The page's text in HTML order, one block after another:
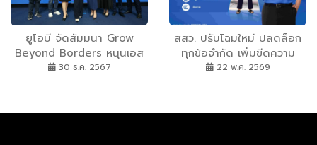
ยูโอบี จัดสัมมนา Grow
Beyond Borders หนุนเอส
เอ็มอีขยายตลาดอาเซียน
30 ธ.ค. 2567
สสว. ปรับโฉมใหม่ ปลดล็อก
ทุกข้อจำกัด เพิ่มขีดความ
สามารถผู้ประกอบการไทย
ด้วยกัน
22 พ.ค. 2569